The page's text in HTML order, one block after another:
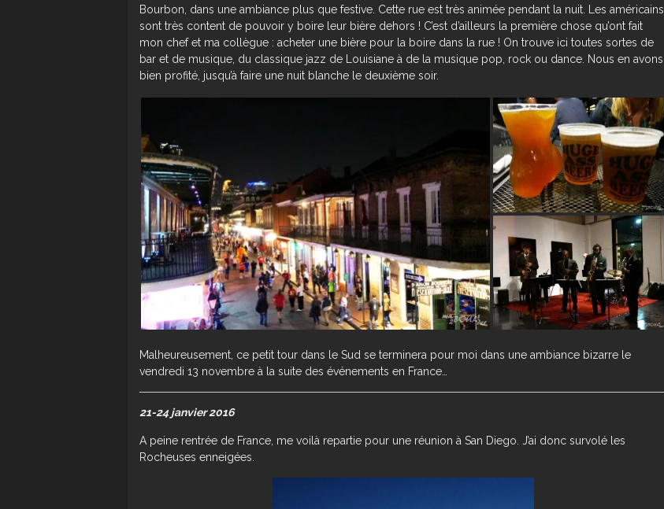
Bourbon, dans une ambiance plus que festive. Cette rue est très animée pendant la nuit. Les américains
sont très content de pouvoir y boire leur bière dehors ! C’est d’ailleurs la première chose qu’ont fait
mon chef et ma collègue : acheter une bière pour la boire dans la rue ! On trouve ici toutes sortes de
bar et de musique, du classique jazz de Louisiane à de la musique pop, rock ou dance. Nous en avons
bien profité, jusqu’à faire une nuit blanche le deuxième soir.
Malheureusement, ce petit tour dans le Sud se terminera pour moi dans une ambiance bizarre le
vendredi 13 novembre à la suite des événements en France…
21-24 janvier 2016
A peine rentrée de France, me voilà repartie pour une réunion à San Diego. J’ai donc survolé les
Rocheuses enneigées.